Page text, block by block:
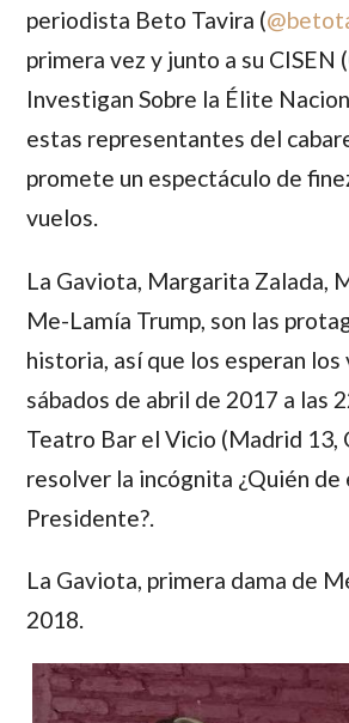
periodista Beto Tavira (
primera vez y junto a su CISEN
Investigan Sobre la Élite
estas representantes del
promete un espectáculo de
vuelos.
La Gaviota, Margarita Zalada,
Me-Lamía Trump, son las
historia, así que los esperan los
sábados de abril de 2017 a las
Teatro Bar el Vicio (Madrid 13,
resolver la incógnita ¿Quién de
Presidente?.
La Gaviota, primera dama de
2018.